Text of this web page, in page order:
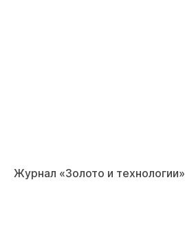
Журнал «Золото и технологии»